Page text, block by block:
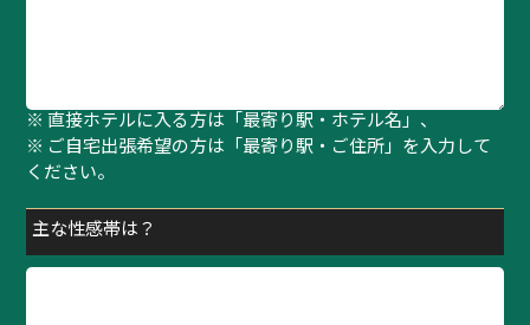
※ 直接ホテルに入る方は「最寄り駅・ホテル名」、
※ ご自宅出張希望の方は「最寄り駅・ご住所」を入力して
ください。
主な性感帯は？